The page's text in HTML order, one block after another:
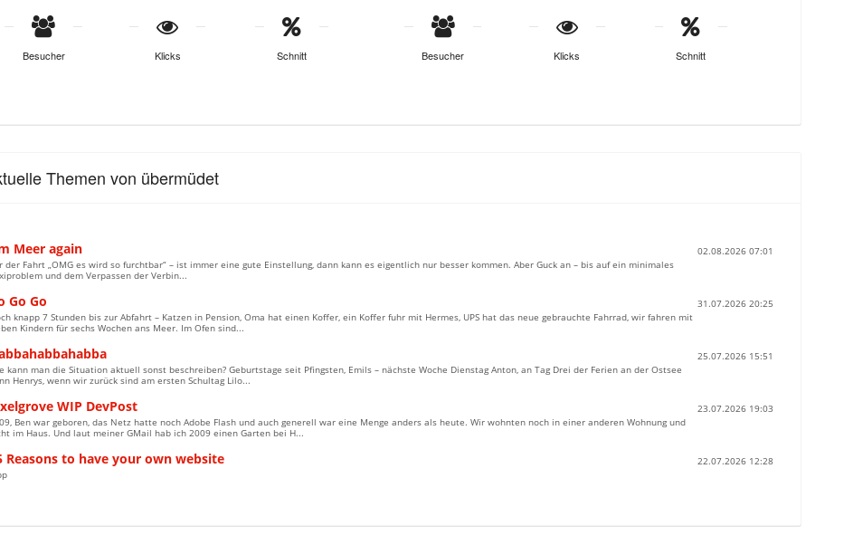
Besucher Klicks Schnitt Besucher Klicks Schnitt
Themen von übermüdet
Meer again
02.08.2026 07:01
der Fahrt „OMG es wird so furchtbar“ – ist immer eine gute Einstellung, dann kann es eigentlich nur besser kommen. Aber Guck an – bis auf ein minimales
und dem Verpassen der Verbin...
Go Go
31.07.2026 20:25
knapp 7 Stunden bis zur Abfahrt – Katzen in Pension, Oma hat einen Koffer, ein Koffer fuhr mit Hermes, UPS hat das neue gebrauchte Fahrrad, wir fahren mit
Kindern für sechs Wochen ans Meer. Im Ofen sind...
25.07.2026 15:51
kann man die Situation aktuell sonst beschreiben? Geburtstage seit Pfingsten, Emils – nächste Woche Dienstag Anton, an Tag Drei der Ferien an der Ostsee
Henrys, wenn wir zurück sind am ersten Schultag Lilo...
WIP DevPost
23.07.2026 19:03
Ben war geboren, das Netz hatte noch Adobe Flash und auch generell war eine Menge anders als heute. Wir wohnten noch in einer anderen Wohnung und
im Haus. Und laut meiner GMail hab ich 2009 einen Garten bei H...
Reasons to have your own website
22.07.2026 12:28